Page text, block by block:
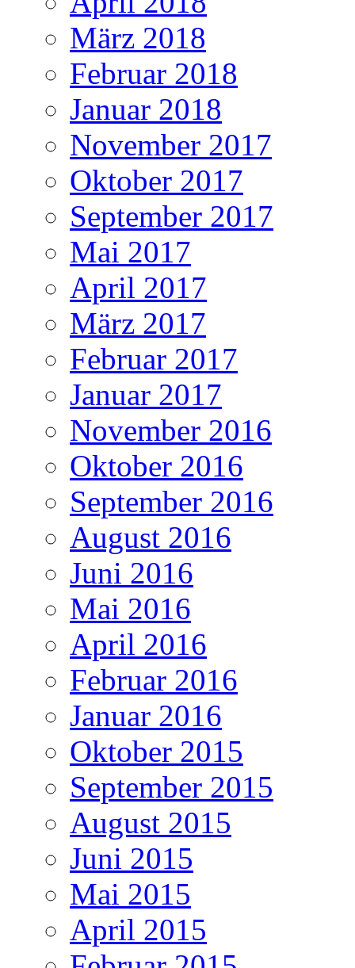
März 2018
Februar 2018
Januar 2018
November 2017
Oktober 2017
September 2017
Mai 2017
April 2017
März 2017
Februar 2017
Januar 2017
November 2016
Oktober 2016
September 2016
August 2016
Juni 2016
Mai 2016
April 2016
Februar 2016
Januar 2016
Oktober 2015
September 2015
August 2015
Juni 2015
Mai 2015
April 2015